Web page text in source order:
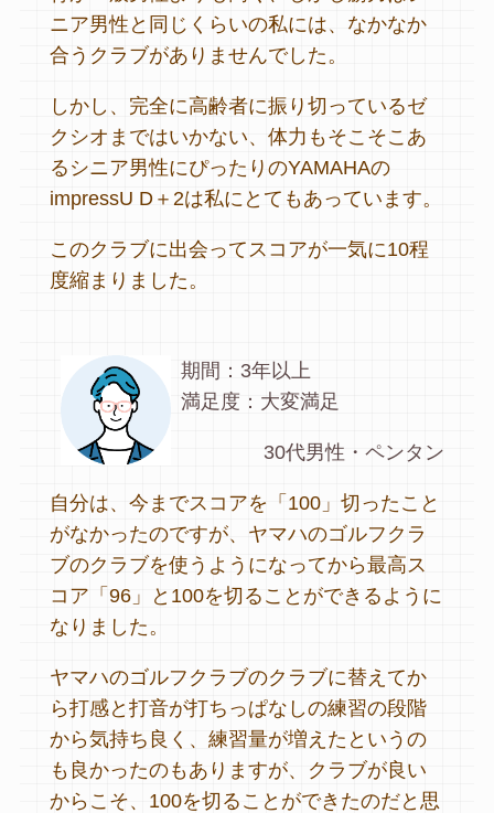
ニア男性と同じくらいの私には、なかなか
合うクラブがありませんでした。
しかし、完全に高齢者に振り切っているゼ
クシオまではいかない、体力もそこそこあ
るシニア男性にぴったりのYAMAHAの
impressU D＋2は私にとてもあっています。
このクラブに出会ってスコアが一気に10程
度縮まりました。
期間：3年以上
満足度：大変満足
30代男性・ペンタン
自分は、今までスコアを「100」切ったこと
がなかったのですが、ヤマハのゴルフクラ
ブのクラブを使うようになってから最高ス
コア「96」と100を切ることができるように
なりました。
ヤマハのゴルフクラブのクラブに替えてか
ら打感と打音が打ちっぱなしの練習の段階
から気持ち良く、練習量が増えたというの
も良かったのもありますが、クラブが良い
からこそ、100を切ることができたのだと思